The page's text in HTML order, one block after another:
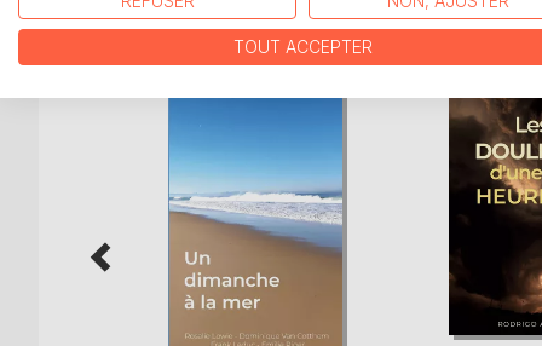
D’AUTRES TITRES À
TOUT ACCEPTER